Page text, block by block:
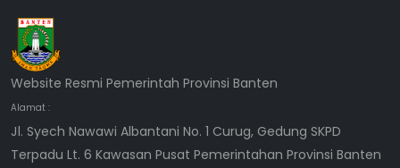
Website Resmi Pemerintah Provinsi Banten
Alamat :
Jl. Syech Nawawi Albantani No. 1 Curug, Gedung SKPD
Terpadu Lt. 6 Kawasan Pusat Pemerintahan Provinsi Banten